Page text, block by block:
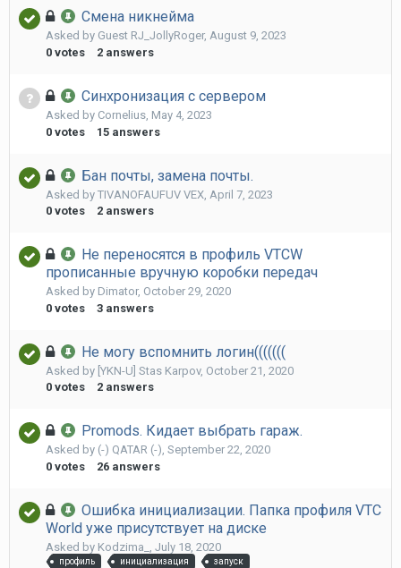
Смена никнейма
Asked by Guest RJ_JollyRoger, August 9, 2023
0 votes 2 answers
Синхронизация с сервером
Asked by Cornelius May 4, 2023
0 votes 15 answers
Бан почты, замена почты.
Asked by TIVANOFAUFUV VEX April 7, 2023
0 votes 2 answers
Не переносятся в профиль VTCW
прописанные вручную коробки передач
Asked by Dimator, October 29, 2020
0 votes 3 answers
Не могу вспомнить логин(((((((
Asked by [YKN-U] Stas Karpov, October 21, 2020
0 votes 2 answers
Promods. Кидает выбрать гараж.
Asked by (-) QATAR (-), September 22, 2020
0 votes 26 answers
Ошибка инициализации. Папка профиля VTC
World уже присутствует на диске
Asked by Kodzima_ July 18, 2020
профиль инициализация запуск